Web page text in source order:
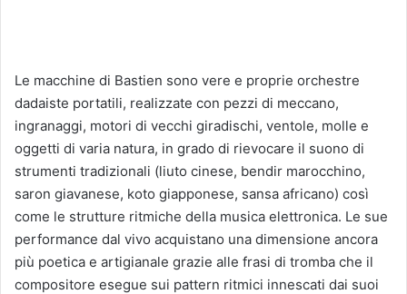
Le macchine di Bastien sono vere e proprie orchestre
dadaiste portatili, realizzate con pezzi di meccano,
ingranaggi, motori di vecchi giradischi, ventole, molle e
oggetti di varia natura, in grado di rievocare il suono di
strumenti tradizionali (liuto cinese, bendir marocchino,
saron giavanese, koto giapponese, sansa africano) così
come le strutture ritmiche della musica elettronica. Le sue
performance dal vivo acquistano una dimensione ancora
più poetica e artigianale grazie alle frasi di tromba che il
compositore esegue sui pattern ritmici innescati dai suoi